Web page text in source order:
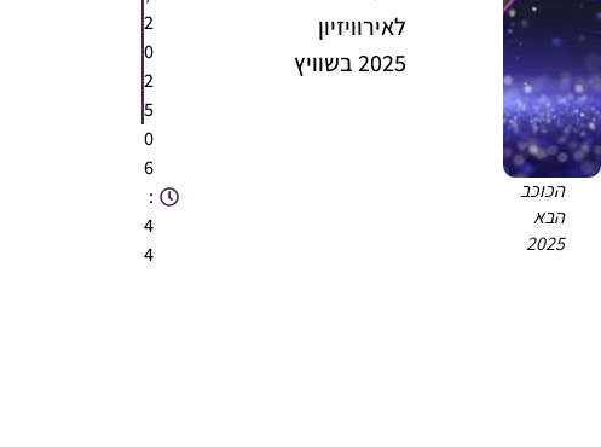
הכוכב
הבא
2025
לאירוויזיון
2025 בשוויץ
2
0
2
5
0
6
:
4
4